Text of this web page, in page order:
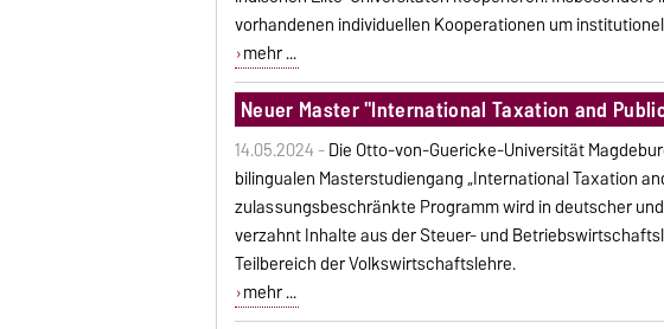
vorhandenen individuellen Kooperationen um
mehr ...
Neuer Master "International Taxation and
14.05.2024 -Die Otto-von-Guericke-Universität
bilingualen Masterstudiengang „International Taxation
zulassungsbeschränkte Programm wird in deutscher
verzahnt Inhalte aus der Steuer- und
Teilbereich der Volkswirtschaftslehre.
mehr ...